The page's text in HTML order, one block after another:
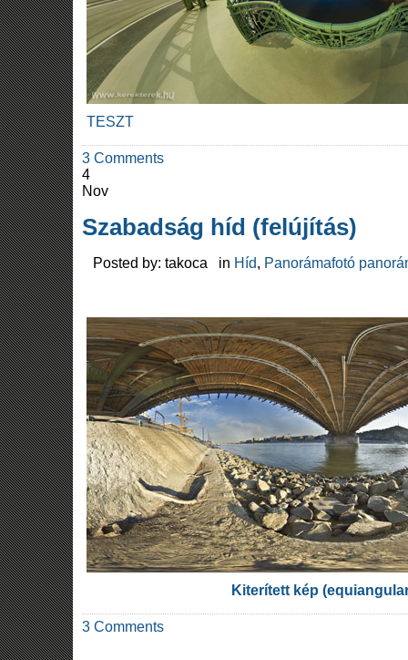
TESZT
3 Comments
4
Nov
Szabadság híd (felújítás)
Posted by: takoca in Híd, Panorámafotó
Kiterített kép
3 Comments